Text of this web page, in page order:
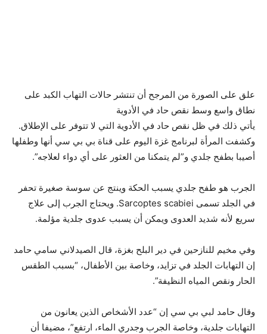
علق على الصورة من المرجح أن تنتشر حالات التهاب الكبد على
نطاق واسع وسط نقص حاد في الأدوية
يأتي ذلك في ظل نقص حاد في الأدوية التي لا تتوفر على الإطلاق.
وكشفت المرأة لبرنامج غزة اليوم على قناة بي بي سي أنها وطفلها
أصيبا بطفح جلدي و”لم يتمكنا من العثور على أي دواء لعلاجه”.
الجرب هو طفح جلدي يسبب الحكة وينتج عن سوسة صغيرة تحفر
في الجلد تسمى Sarcoptes scabiei. ويحتاج الجرب إلى علاج
سريع لأنه شديد العدوى ويمكن أن يسبب عدوى جلدية مؤلمة.
وفي مخيم للنازحين في دير البلح بغزة، قال الصيدلاني سامي حامد
إن التهابات الجلد في تزايد، وخاصة بين الأطفال، “بسبب الطقس
الحار ونقص المياه النظيفة”.
وقال حامد لبي بي سي إن “عدد الأشخاص الذين يعانون من
التهابات جلدية، وخاصة الجرب وجدري الماء، ارتفع”، مضيفا أن